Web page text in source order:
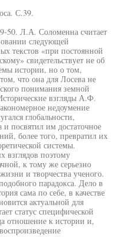
С.39.
50. Л.А. Соломенна считает
следующей
текстов «при постоянной
свидетельствует не об
истории, но о том,
что она для Лосева не
понимания земной
взгляды А.Ф.
недоумение
глобальности,
посвятил им достаточное
более того, превратил их
системы.
взглядов поэтому
к тому же серьезно
и творчества ученого.
парадокса. Дело в
сама по себе, в качестве
актуальной для
статус специфической
отношение к истории и,